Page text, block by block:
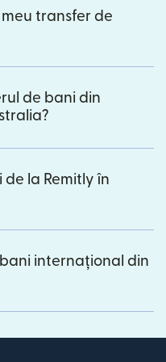
transfer de
de bani din
la Remitly în
internațional din